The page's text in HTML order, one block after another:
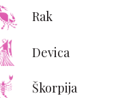
Rak
Devica
Škorpija